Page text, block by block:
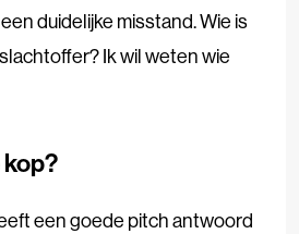
duidelijke misstand. Wie is
Ik wil weten wie
een goede pitch antwoord